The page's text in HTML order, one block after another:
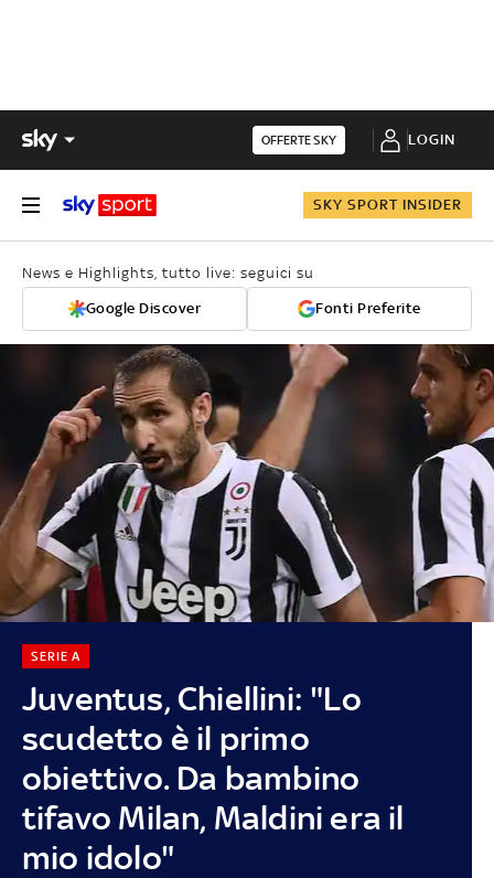
OFFERTE SKY LOGIN
SKY SPORT INSIDER
News e Highlights, tutto live: seguici su
Google Discover Fonti Preferite
Juventus, Chiellini: "Lo
scudetto è il primo
obiettivo. Da bambino
tifavo Milan, Maldini era il
mio idolo"
SERIE A